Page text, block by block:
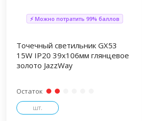
⚡ Можно потратить 99% баллов
Точечный светильник GX53
15W IP20 39х106мм глянцевое
золото JazzWay
Остаток
шт.